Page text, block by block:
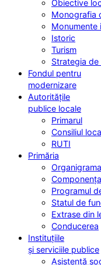
Obiective
Monografia
Monumente
Istoric
Turism
Strategia
Fondul pentru
modernizare
Autoritățile
publice locale
Primarul
Consiliul
RUTI
Primăria
Organigrama
Componența
Programul
Statul de
Extrase din
Conducerea
Instituțiile
și serviciile publice
Asistență